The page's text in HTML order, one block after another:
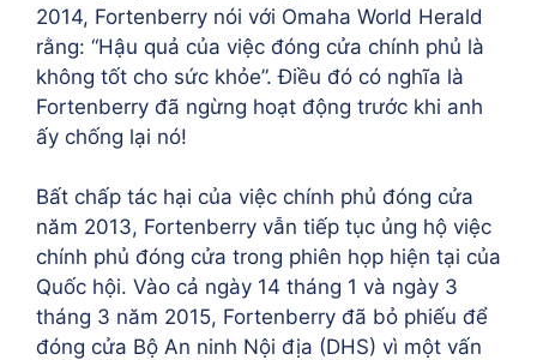
2014, Fortenberry nói với Omaha World Herald
rằng: “Hậu quả của việc đóng cửa chính phủ là
không tốt cho sức khỏe”. Điều đó có nghĩa là
Fortenberry đã ngừng hoạt động trước khi anh
ấy chống lại nó!
Bất chấp tác hại của việc chính phủ đóng cửa
năm 2013, Fortenberry vẫn tiếp tục ủng hộ việc
chính phủ đóng cửa trong phiên họp hiện tại của
Quốc hội. Vào cả ngày 14 tháng 1 và ngày 3
tháng 3 năm 2015, Fortenberry đã bỏ phiếu để
đóng cửa Bộ An ninh Nội địa (DHS) vì một vấn